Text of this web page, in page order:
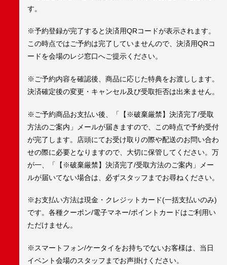
す。
※予約登録が完了すると決済用QRコードが表示されます。
この時点ではご予約は完了していませんので、決済用QRコ
ードを会場のレジ窓口へご提示ください。
※ご予約内容を確認後、商品に応じた特典をお渡しします。
決済確定後の変更・キャンセル及び受取拒否は出来ません。
※ご予約商品お支払い後、「【※破棄厳禁】決済完了/受取
方法のご案内」メールが届きますので、この時点で予約受付
が完了します。店頭にてお受け取りの際や配送のお問い合わ
せの際に必要となりますので、大切に保管してください。万
が一、「【※破棄厳禁】決済完了/受取方法のご案内」メー
ルが届いてない場合は、必ずスタッフまでお尋ねください。
※お支払い方法は現金・クレジットカード(一括支払いのみ)
です。各種クーポン/電子マネー/ポイントカードはご利用い
ただけません。
※スマートフォン/ケータイをお持ちでないお客様は、当日
イベント会場のスタッフまでお声掛けください。